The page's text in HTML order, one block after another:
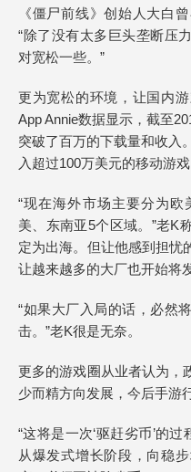
《僵尸前线》创始人大白
“除了没有太多巨头垄断压
对宽松一些。”
更为宽松的环境，让国内
App Annie数据显示，截至
突破了百万的下载量和收入
入超过100万美元的移动游戏
“现在海外市场主要分为
美、东南亚5个区域。”老K
定为出海。但让他感到担忧
让越来越多的大厂也开始将
“如果大厂入局的话，必然
击。”老K很是无奈。
更多的游戏圈从业者认为，
少而精方向发展，今后手游
“这将是一次‘驱赶劣币’的
从爆发式增长阶段，向稳